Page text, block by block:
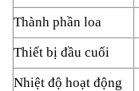
Thành phần loa
Thiết bị đầu cuối
Nhiệt độ hoạt động